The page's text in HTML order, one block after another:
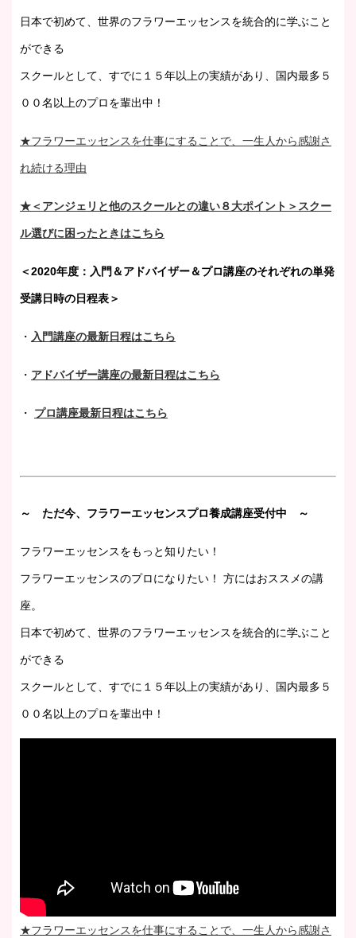
日本で初めて、世界のフラワーエッセンスを統合的に学ぶこと
ができる
スクールとして、すでに１５年以上の実績があり、国内最多５
００名以上のプロを輩出中！
★フラワーエッセンスを仕事にすることで、一生人から感謝さ
れ続ける理由
★＜アンジェリと他のスクールとの違い８大ポイント＞スクー
ル選びに困ったときはこちら
＜2020年度：入門＆アドバイザー＆プロ講座のそれぞれの単発
受講日時の日程表＞
・ 入門講座の最新日程はこちら
・ アドバイザー講座の最新日程はこちら
・ プロ講座最新日程はこちら
～ ただ今、フラワーエッセンスプロ養成講座受付中 ～
フラワーエッセンスをもっと知りたい！
フラワーエッセンスのプロになりたい！ 方にはおススメの講
座。
日本で初めて、世界のフラワーエッセンスを統合的に学ぶこと
ができる
スクールとして、すでに１５年以上の実績があり、国内最多５
００名以上のプロを輩出中！
★フラワーエッセンスを仕事にすることで、一生人から感謝さ